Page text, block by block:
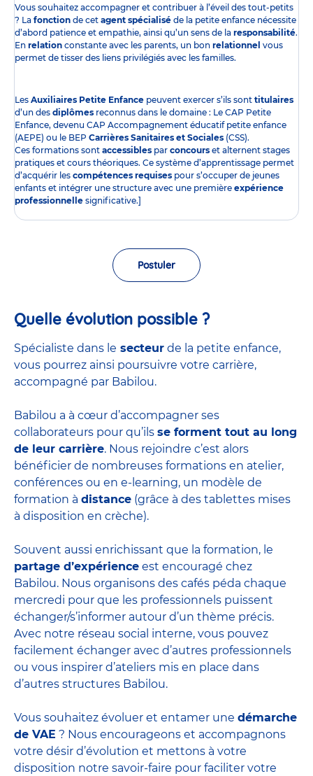
Vous souhaitez accompagner et contribuer à l’éveil des tout-petits
? La fonction de cet agent spécialisé de la petite enfance nécessite
d’abord patience et empathie, ainsi qu’un sens de la responsabilité.
En relation constante avec les parents, un bon relationnel vous
permet de tisser des liens privilégiés avec les familles.
Les Auxiliaires Petite Enfance peuvent exercer s’ils sont titulaires
d’un des diplômes reconnus dans le domaine : Le CAP Petite
Enfance, devenu CAP Accompagnement éducatif petite enfance
(AEPE) ou le BEP Carrières Sanitaires et Sociales (CSS).
Ces formations sont accessibles par concours et alternent stages
pratiques et cours théoriques. Ce système d’apprentissage permet
d’acquérir les compétences requises pour s’occuper de jeunes
enfants et intégrer une structure avec une première expérience
professionnelle significative.]
Postuler
Quelle évolution possible ?
Spécialiste dans le secteur de la petite enfance,
vous pourrez ainsi poursuivre votre carrière,
accompagné par Babilou.
Babilou a à cœur d’accompagner ses
collaborateurs pour qu’ils se forment tout au long
de leur carrière. Nous rejoindre c’est alors
bénéficier de nombreuses formations en atelier,
conférences ou en e-learning, un modèle de
formation à distance (grâce à des tablettes mises
à disposition en crèche).
Souvent aussi enrichissant que la formation, le
partage d’expérience est encouragé chez
Babilou. Nous organisons des cafés péda chaque
mercredi pour que les professionnels puissent
échanger/s’informer autour d’un thème précis.
Avec notre réseau social interne, vous pouvez
facilement échanger avec d’autres professionnels
ou vous inspirer d’ateliers mis en place dans
d’autres structures Babilou.
Vous souhaitez évoluer et entamer une démarche
de VAE ? Nous encourageons et accompagnons
votre désir d’évolution et mettons à votre
disposition notre savoir-faire pour faciliter votre